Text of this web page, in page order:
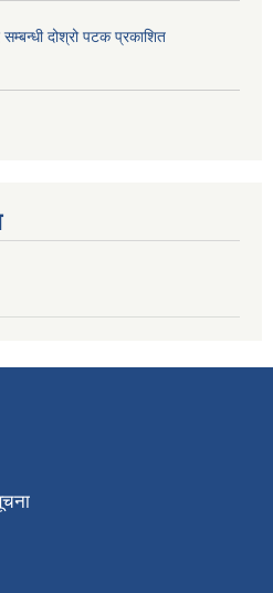
सम्बन्धी दोश्रो पटक प्रकाशित